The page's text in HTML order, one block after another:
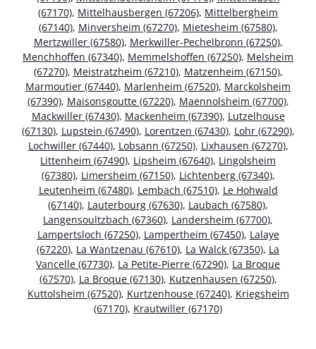
(67170), Mittelhausbergen (67206), Mittelbergheim
(67140), Minversheim (67270), Mietesheim (67580),
Mertzwiller (67580), Merkwiller-Pechelbronn (67250),
Menchhoffen (67340), Memmelshoffen (67250), Melsheim
(67270), Meistratzheim (67210), Matzenheim (67150),
Marmoutier (67440), Marlenheim (67520), Marckolsheim
(67390), Maisonsgoutte (67220), Maennolsheim (67700),
Mackwiller (67430), Mackenheim (67390), Lutzelhouse
(67130), Lupstein (67490), Lorentzen (67430), Lohr (67290),
Lochwiller (67440), Lobsann (67250), Lixhausen (67270),
Littenheim (67490), Lipsheim (67640), Lingolsheim
(67380), Limersheim (67150), Lichtenberg (67340),
Leutenheim (67480), Lembach (67510), Le Hohwald
(67140), Lauterbourg (67630), Laubach (67580),
Langensoultzbach (67360), Landersheim (67700),
Lampertsloch (67250), Lampertheim (67450), Lalaye
(67220), La Wantzenau (67610), La Walck (67350), La
Vancelle (67730), La Petite-Pierre (67290), La Broque
(67570), La Broque (67130), Kutzenhausen (67250),
Kuttolsheim (67520), Kurtzenhouse (67240), Kriegsheim
(67170), Krautwiller (67170)